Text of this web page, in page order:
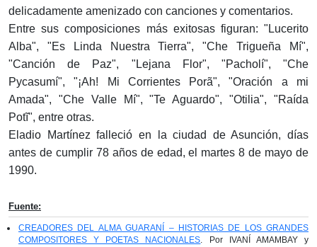
delicadamente amenizado con canciones y comentarios.
Entre sus composiciones más exitosas figuran: "Lucerito
Alba", "Es Linda Nuestra Tierra", "Che Trigueña Mí",
"Canción de Paz", "Lejana Flor", "Pacholí", "Che
Pycasumí", "¡Ah! Mi Corrientes Porã", "Oración a mi
Amada", "Che Valle Mí", "Te Aguardo", "Otilia", "Raída
Potĩ", entre otras.
Eladio Martínez falleció en la ciudad de Asunción, días
antes de cumplir 78 años de edad, el martes 8 de mayo de
1990.
Fuente:
CREADORES DEL ALMA GUARANÍ – HISTORIAS DE LOS GRANDES
COMPOSITORES Y POETAS NACIONALES. Por IVANÍ AMAMBAY y